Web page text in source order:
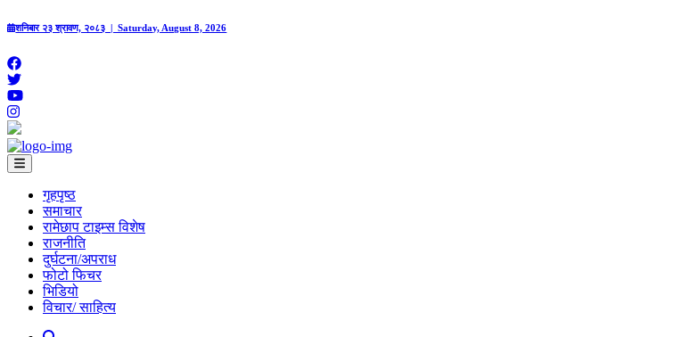
शनिबार २३ श्रावण, २०८३ | Saturday, August 8, 2026
गृहपृष्‍ठ
समाचार
रामेछाप टाइम्स विशेष
राजनीति
दुर्घटना/अपराध
फोटो फिचर
भिडियो
विचार/ साहित्य